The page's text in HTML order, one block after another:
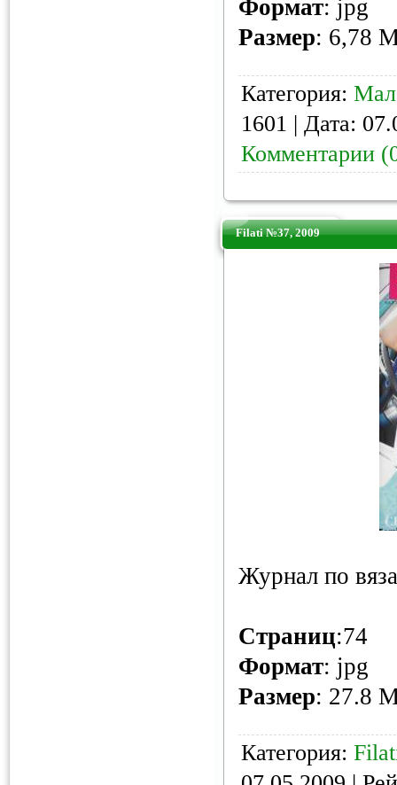
Формат: jpg
Размер: 6,78
Категория:
1601 | Дата:
Комментарии
Filati №37, 2009
Журнал по
Страниц:74
Формат: jpg
Размер: 27.8
Категория: